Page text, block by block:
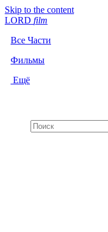
Skip to the content
LORD film
Все Части
Фильмы
Ещё